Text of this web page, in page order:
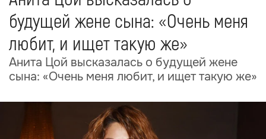
будущей жене сына: «Очень меня
любит, и ищет такую же»
Анита Цой высказалась о будущей жене
сына: «Очень меня любит, и ищет такую же»